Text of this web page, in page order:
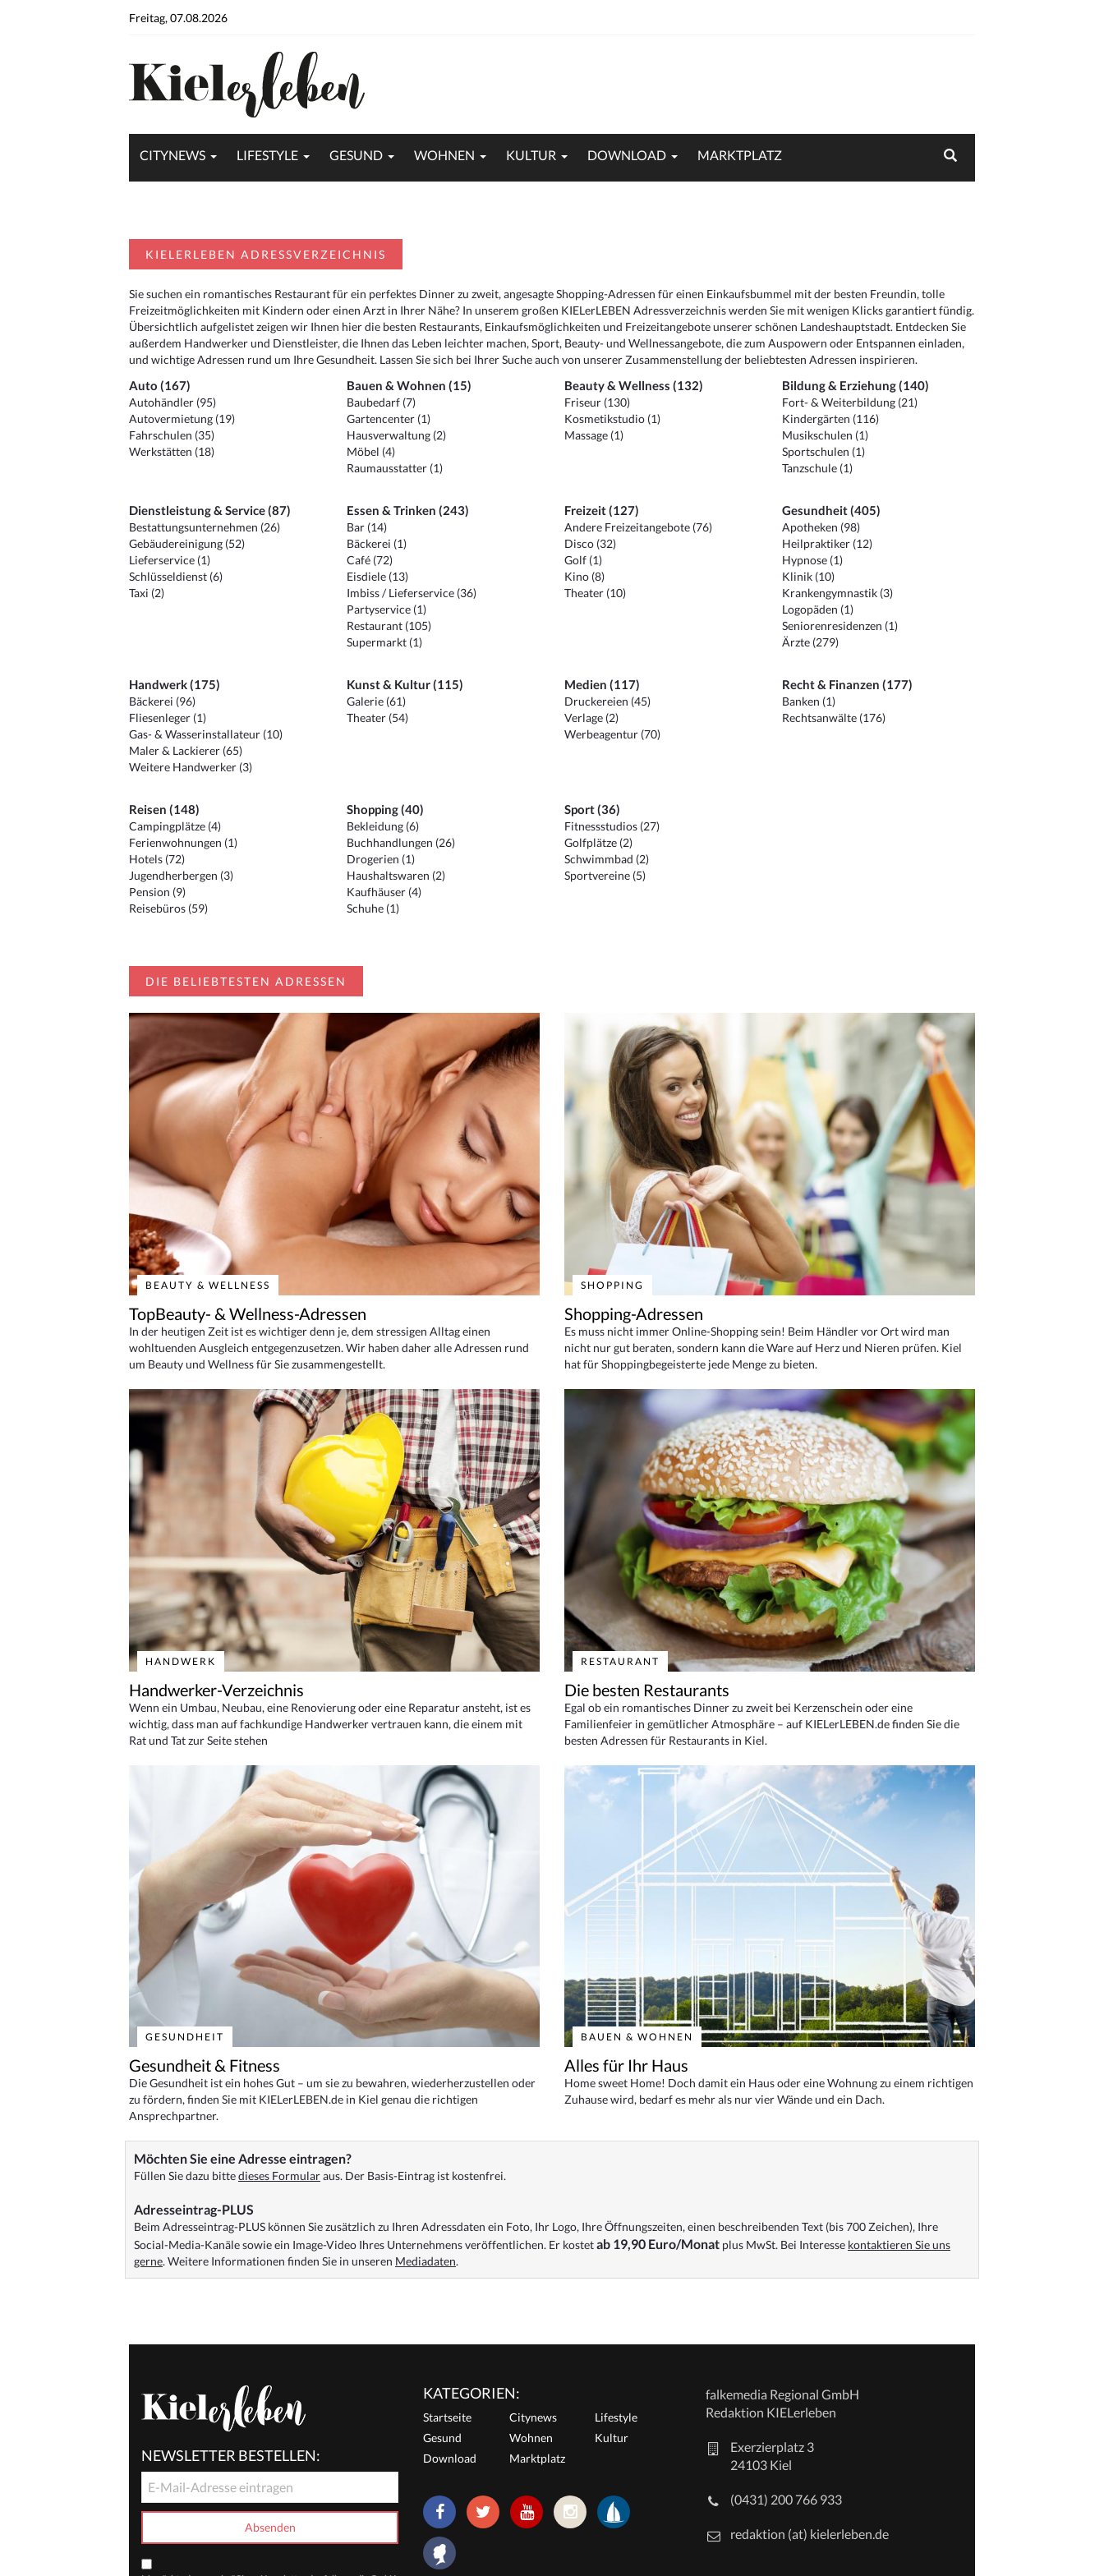
Freitag, 07.08.2026
CITYNEWS LIFESTYLE GESUND WOHNEN KULTUR DOWNLOAD MARKTPLATZ
KIELERLEBEN ADRESSVERZEICHNIS
Sie suchen ein romantisches Restaurant für ein perfektes Dinner zu zweit, angesagte Shopping-Adressen für einen Einkaufsbummel mit der besten Freundin, tolle
Freizeitmöglichkeiten mit Kindern oder einen Arzt in Ihrer Nähe? In unserem großen KIELerLEBEN Adressverzeichnis werden Sie mit wenigen Klicks garantiert fündig.
Übersichtlich aufgelistet zeigen wir Ihnen hier die besten Restaurants, Einkaufsmöglichkeiten und Freizeitangebote unserer schönen Landeshauptstadt. Entdecken Sie
außerdem Handwerker und Dienstleister, die Ihnen das Leben leichter machen, Sport, Beauty- und Wellnessangebote, die zum Auspowern oder Entspannen einladen,
und wichtige Adressen rund um Ihre Gesundheit. Lassen Sie sich bei Ihrer Suche auch von unserer Zusammenstellung der beliebtesten Adressen inspirieren.
Auto (167)
Autohändler (95)
Autovermietung (19)
Fahrschulen (35)
Werkstätten (18)
Bauen & Wohnen (15)
Baubedarf (7)
Gartencenter (1)
Hausverwaltung (2)
Möbel (4)
Raumausstatter (1)
Beauty & Wellness (132)
Friseur (130)
Kosmetikstudio (1)
Massage (1)
Bildung & Erziehung (140)
Fort- & Weiterbildung (21)
Kindergärten (116)
Musikschulen (1)
Sportschulen (1)
Tanzschule (1)
Dienstleistung & Service (87)
Bestattungsunternehmen (26)
Gebäudereinigung (52)
Lieferservice (1)
Schlüsseldienst (6)
Taxi (2)
Essen & Trinken (243)
Bar (14)
Bäckerei (1)
Café (72)
Eisdiele (13)
Imbiss / Lieferservice (36)
Partyservice (1)
Restaurant (105)
Supermarkt (1)
Freizeit (127)
Andere Freizeitangebote (76)
Disco (32)
Golf (1)
Kino (8)
Theater (10)
Gesundheit (405)
Apotheken (98)
Heilpraktiker (12)
Hypnose (1)
Klinik (10)
Krankengymnastik (3)
Logopäden (1)
Seniorenresidenzen (1)
Ärzte (279)
Handwerk (175)
Bäckerei (96)
Fliesenleger (1)
Gas- & Wasserinstallateur (10)
Maler & Lackierer (65)
Weitere Handwerker (3)
Kunst & Kultur (115)
Galerie (61)
Theater (54)
Medien (117)
Druckereien (45)
Verlage (2)
Werbeagentur (70)
Recht & Finanzen (177)
Banken (1)
Rechtsanwälte (176)
Reisen (148)
Campingplätze (4)
Ferienwohnungen (1)
Hotels (72)
Jugendherbergen (3)
Pension (9)
Reisebüros (59)
Shopping (40)
Bekleidung (6)
Buchhandlungen (26)
Drogerien (1)
Haushaltswaren (2)
Kaufhäuser (4)
Schuhe (1)
Sport (36)
Fitnessstudios (27)
Golfplätze (2)
Schwimmbad (2)
Sportvereine (5)
DIE BELIEBTESTEN ADRESSEN
BEAUTY & WELLNESS
TopBeauty- & Wellness-Adressen
In der heutigen Zeit ist es wichtiger denn je, dem stressigen Alltag einen
wohltuenden Ausgleich entgegenzusetzen. Wir haben daher alle Adressen rund
um Beauty und Wellness für Sie zusammengestellt.
SHOPPING
Shopping-Adressen
Es muss nicht immer Online-Shopping sein! Beim Händler vor Ort wird man
nicht nur gut beraten, sondern kann die Ware auf Herz und Nieren prüfen. Kiel
hat für Shoppingbegeisterte jede Menge zu bieten.
HANDWERK
Handwerker-Verzeichnis
Wenn ein Umbau, Neubau, eine Renovierung oder eine Reparatur ansteht, ist es
wichtig, dass man auf fachkundige Handwerker vertrauen kann, die einem mit
Rat und Tat zur Seite stehen
RESTAURANT
Die besten Restaurants
Egal ob ein romantisches Dinner zu zweit bei Kerzenschein oder eine
Familienfeier in gemütlicher Atmosphäre – auf KIELerLEBEN.de finden Sie die
besten Adressen für Restaurants in Kiel.
GESUNDHEIT
Gesundheit & Fitness
Die Gesundheit ist ein hohes Gut – um sie zu bewahren, wiederherzustellen oder
zu fördern, finden Sie mit KIELerLEBEN.de in Kiel genau die richtigen
Ansprechpartner.
BAUEN & WOHNEN
Alles für Ihr Haus
Home sweet Home! Doch damit ein Haus oder eine Wohnung zu einem richtigen
Zuhause wird, bedarf es mehr als nur vier Wände und ein Dach.
Möchten Sie eine Adresse eintragen?
Füllen Sie dazu bittedieses Formularaus. Der Basis-Eintrag ist kostenfrei.
Adresseintrag-PLUS
Beim Adresseintrag-PLUS können Sie zusätzlich zu Ihren Adressdaten ein Foto, Ihr Logo, Ihre Öffnungszeiten, einen beschreibenden Text (bis 700 Zeichen), Ihre
Social-Media-Kanäle sowie ein Image-Video Ihres Unternehmens veröffentlichen. Er kostetab 19,90 Euro/Monat plus MwSt. Bei Interesse kontaktieren Sie uns
gerne. Weitere Informationen finden Sie in unseren Mediadaten.
NEWSLETTER BESTELLEN:
KATEGORIEN:
Startseite Citynews
Lifestyle
Gesund
Wohnen
Kultur
Download
Marktplatz
falkemedia Regional GmbH
Redaktion KIELerleben
Exerzierplatz 3
24103 Kiel
(0431) 200 766 933
redaktion (at) kielerleben.de